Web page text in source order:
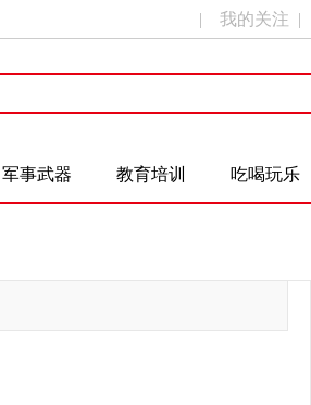
| 我的关注 |
军事武器 教育培训 吃喝玩乐